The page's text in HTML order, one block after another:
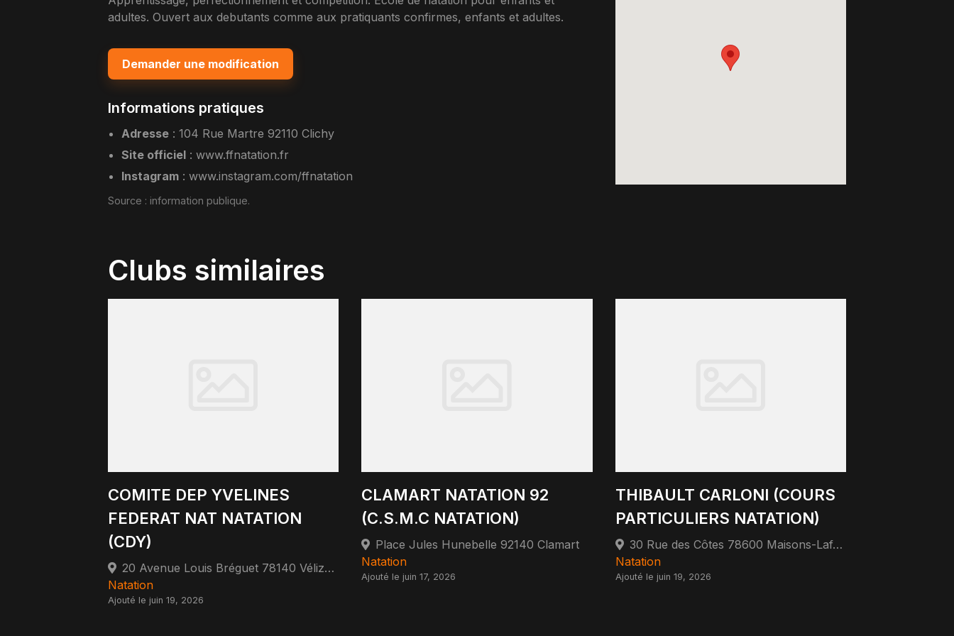
adultes. Ouvert aux debutants comme aux pratiquants confirmes, enfants et adultes.
Demander une modification
Informations pratiques
Adresse :104 Rue Martre 92110 Clichy
Site officiel :www.ffnatation.fr
Instagram :www.instagram.com/ffnatation
Source : information publique.
Clubs similaires
COMITE DEP YVELINES
FEDERAT NAT NATATION
(CDY)
20 Avenue Louis Bréguet 78140 Vélizy-Villacoublay
Natation
Ajouté le juin 19, 2026
CLAMART NATATION 92
(C.S.M.C NATATION)
Place Jules Hunebelle 92140 Clamart
Natation
Ajouté le juin 17, 2026
THIBAULT CARLONI (COURS
PARTICULIERS NATATION)
30 Rue des Côtes 78600 Maisons-Laffitte
Natation
Ajouté le juin 19, 2026